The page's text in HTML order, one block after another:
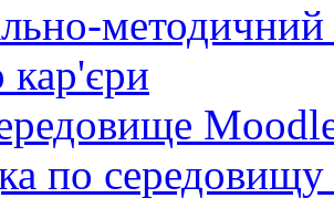
методичний
по